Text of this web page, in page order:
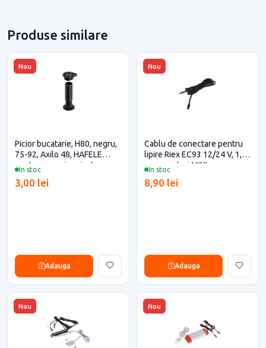
Produse similare
Nou
In stoc
Picior bucatarie, H80, negru,
75-92, Axilo 48, HAFELE
pentru casa si proiecte
3,00 lei
Adauga
Nou
In stoc
Cablu de conectare pentru
lipire Riex EC93 12/24 V, 1,8
m, conectori MINI
8,90 lei
Adauga
Nou Nou